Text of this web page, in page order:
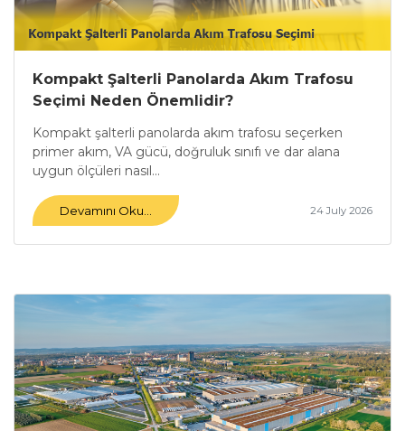
Kompakt Şalterli Panolarda Akım Trafosu
Seçimi Neden Önemlidir?
Kompakt şalterli panolarda akım trafosu seçerken
primer akım, VA gücü, doğruluk sınıfı ve dar alana
uygun ölçüleri nasıl...
Devamını Oku... 24 July 2026